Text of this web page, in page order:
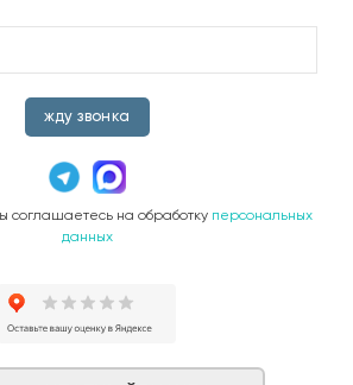
жду звонка
соглашаетесь на обработку персональных
данных